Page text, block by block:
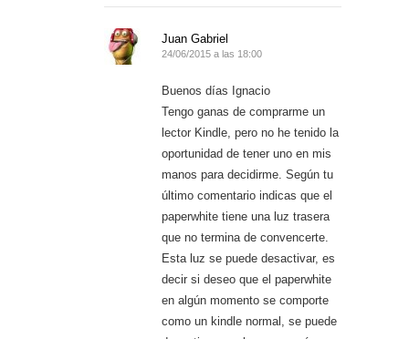
Juan Gabriel
24/06/2015 a las 18:00
Buenos días Ignacio
Tengo ganas de comprarme un
lector Kindle, pero no he tenido la
oportunidad de tener uno en mis
manos para decidirme. Según tu
último comentario indicas que el
paperwhite tiene una luz trasera
que no termina de convencerte.
Esta luz se puede desactivar, es
decir si deseo que el paperwhite
en algún momento se comporte
como un kindle normal, se puede